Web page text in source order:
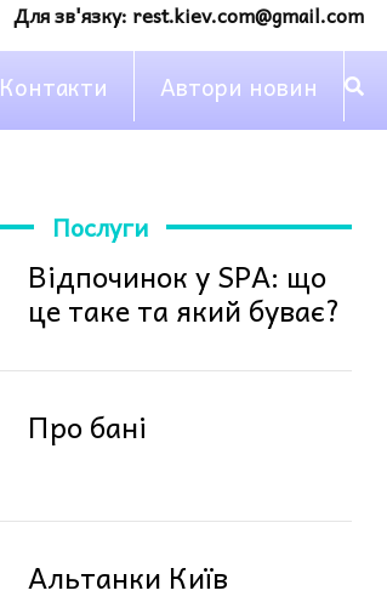
Для зв'язку: rest.kiev.com@gmail.com
Контакти Автори новин
Послуги
Відпочинок у SPA: що
це таке та який буває?
Про бані
Альтанки Київ